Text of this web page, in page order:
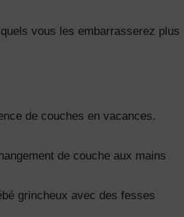
vous les embarrasserez plus
de couches en vacances.
de couche aux mains
grincheux avec des fesses